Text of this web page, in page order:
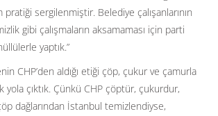
sergilenmiştir. Belediye çalışanlarının
gibi çalışmaların aksamaması için parti
yaptık.”
CHP’den aldığı etiği çöp, çukur ve çamurla
yola çıktık. Çünkü CHP çöptür, çukurdur,
dağlarından İstanbul temizlendiyse,